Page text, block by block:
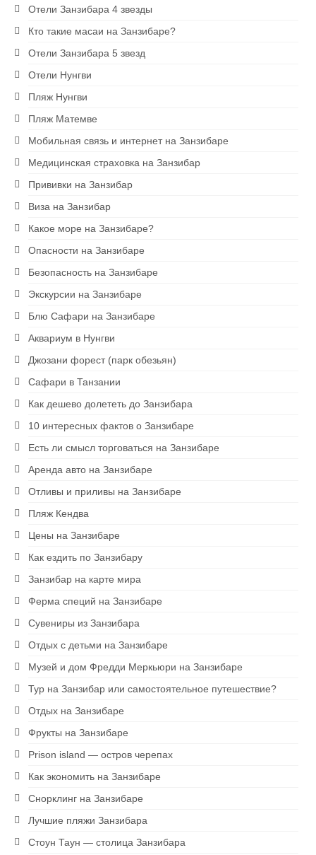
Рыбалка на Занзибаре
Сапсерфинг на Занзибаре
Снорклинг на Занзибаре
Аквариум в Нунгви
1 USD = 2400 TZS
Отели Занзибара 4 звезды
Кто такие масаи на Занзибаре?
Отели Занзибара 5 звезд
Отели Нунгви
Пляж Нунгви
Пляж Матемве
Мобильная связь и интернет на Занзибаре
Медицинская страховка на Занзибар
Прививки на Занзибар
Виза на Занзибар
Какое море на Занзибаре?
Опасности на Занзибаре
Безопасность на Занзибаре
Экскурсии на Занзибаре
Блю Сафари на Занзибаре
Аквариум в Нунгви
Джозани форест (парк обезьян)
Сафари в Танзании
Как дешево долететь до Занзибара
10 интересных фактов о Занзибаре
Есть ли смысл торговаться на Занзибаре
Аренда авто на Занзибаре
Отливы и приливы на Занзибаре
Пляж Кендва
Цены на Занзибаре
Как ездить по Занзибару
Занзибар на карте мира
Ферма специй на Занзибаре
Сувениры из Занзибара
Отдых с детьми на Занзибаре
Музей и дом Фредди Меркьюри на Занзибаре
Тур на Занзибар или самостоятельное путешествие?
Отдых на Занзибаре
Фрукты на Занзибаре
Prison island — остров черепах
Как экономить на Занзибаре
Снорклинг на Занзибаре
Лучшие пляжи Занзибара
Стоун Таун — столица Занзибара